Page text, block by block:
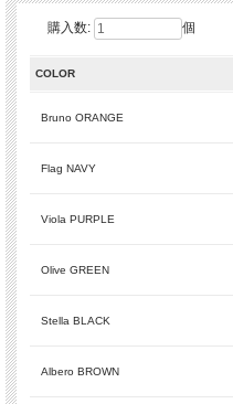
購入数: 個
COLOR
Bruno ORANGE
Flag NAVY
Viola PURPLE
Olive GREEN
Stella BLACK
Albero BROWN